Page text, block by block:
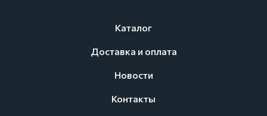
Каталог
Доставка и оплата
Новости
Контакты